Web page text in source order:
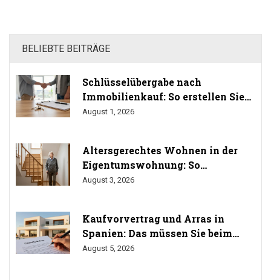
BELIEBTE BEITRÄGE
Schlüsselübergabe nach
Immobilienkauf: So erstellen Sie
das Übergabeprotokoll richtig
August 1, 2026
Altersgerechtes Wohnen in der
Eigentumswohnung: So
durchsetzen Sie Ihr Umbaurecht
August 3, 2026
Kaufvorvertrag und Arras in
Spanien: Das müssen Sie beim
Immobilienkauf wissen
August 5, 2026